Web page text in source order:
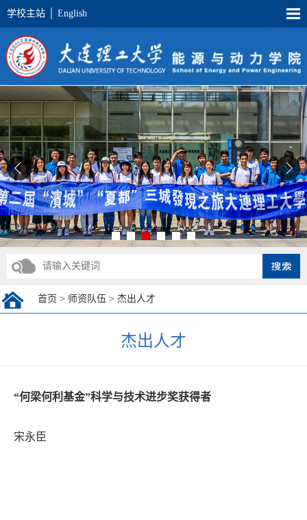
学校主站 English
首页 > 师资队伍 > 杰出人才
杰出人才
“何梁何利基金”科学与技术进步奖获得者
宋永臣